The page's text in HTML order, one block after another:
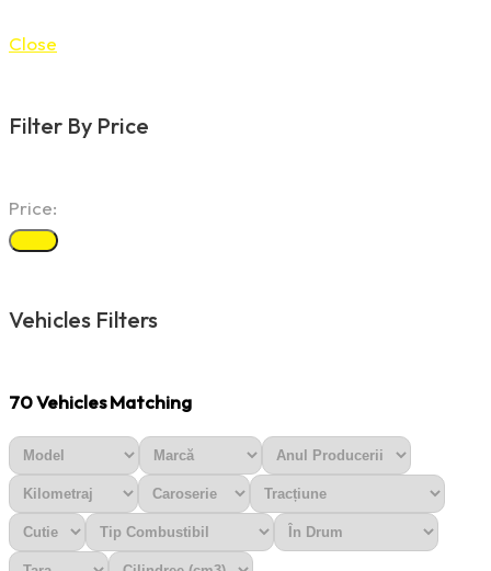
Close
Filter By Price
Price:
Vehicles Filters
70Vehicles Matching